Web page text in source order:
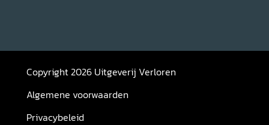
Copyright 2026 Uitgeverij Verloren
Algemene voorwaarden
Privacybeleid